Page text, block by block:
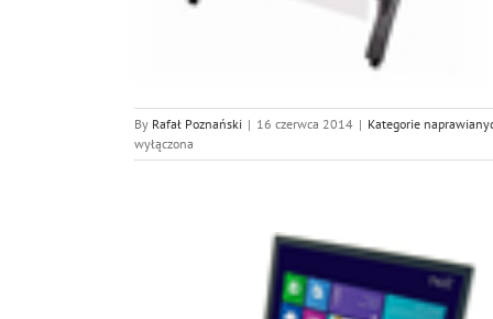
By Rafał Poznański | 16 czerwca 2014 | Kategorie
wyłączona